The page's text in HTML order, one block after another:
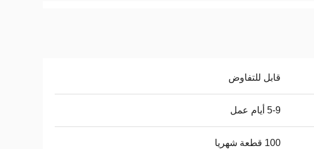
قابل للتفاوض
5-9 أيام عمل
100 قطعة شهريا